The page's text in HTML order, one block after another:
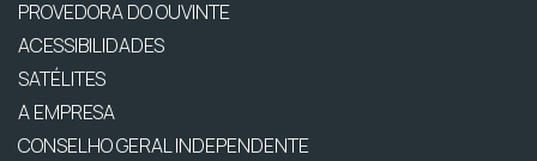
PROVEDORA DO OUVINTE
ACESSIBILIDADES
SATÉLITES
A EMPRESA
CONSELHO GERAL INDEPENDENTE